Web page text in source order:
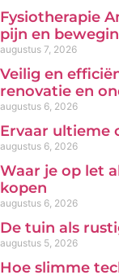
Fysiotherapie
pijn en
augustus 7, 2026
Veilig en
renovatie en
augustus 6, 2026
Ervaar ultieme
augustus 6, 2026
Waar je op let
kopen
augustus 6, 2026
De tuin als
augustus 5, 2026
Hoe slimme